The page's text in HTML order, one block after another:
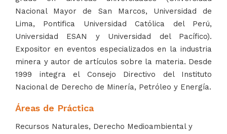
Nacional Mayor de San Marcos, Universidad de
Lima, Pontifica Universidad Católica del Perú,
Universidad ESAN y Universidad del Pacífico).
Expositor en eventos especializados en la industria
minera y autor de artículos sobre la materia. Desde
1999 integra el Consejo Directivo del Instituto
Nacional de Derecho de Minería, Petróleo y Energía.
Áreas de Práctica
Recursos Naturales, Derecho Medioambiental y